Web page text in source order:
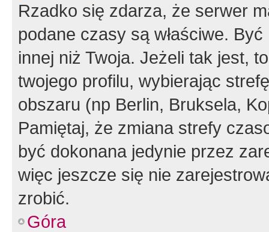
Rzadko się zdarza, że serwer
podane czasy są właściwe.
innej niż Twoja. Jeżeli tak jest,
twojego profilu, wybierając
obszaru (np Berlin, Bruksela,
Pamiętaj, że zmiana strefy
być dokonana jedynie przez
więc jeszcze się nie
zrobić.
Góra